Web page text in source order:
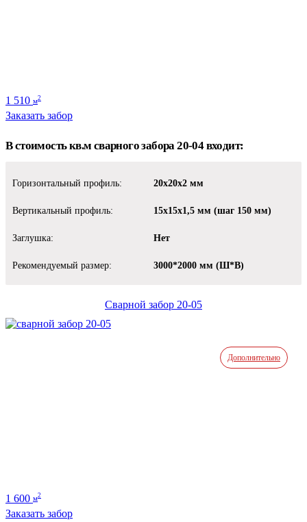
1 510 м2
Заказать забор
В стоимость кв.м сварного забора 20-04 входит:
Горизонтальный профиль: 20х20х2 мм
Вертикальный профиль: 15х15х1,5 мм (шаг 150 мм)
Заглушка: Нет
Рекомендуемый размер: 3000*2000 мм (Ш*В)
Сварной забор 20-05
1 600 м2
Заказать забор
Дополнительно